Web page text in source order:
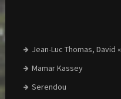
Jean-Luc Thomas, David
Mamar Kassey
Serendou